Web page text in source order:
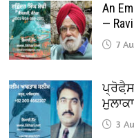
An
—
7
3